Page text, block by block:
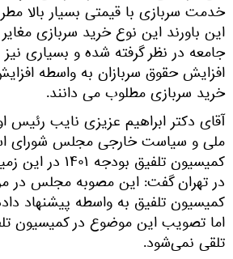
خدمت سربازی با قیمتی بسیار بالا
این باورند این نوع خرید سربازی مغایر
جامعه در نظر گرفته شده و بسیاری
افزایش حقوق سربازان به واسطه
خرید سربازی مطلوب می دانند.
آقای دکتر ابراهیم عزیزی نایب
ملی و سیاست خارجی مجلس شورای
کمیسیون تلفیق
در تهران گفت: این مصوبه مجلس در
کمیسیون تلفیق به واسطه پیشنهاد
اما تصویب این موضوع در کمیسیون
تلقی نمی‌شود.